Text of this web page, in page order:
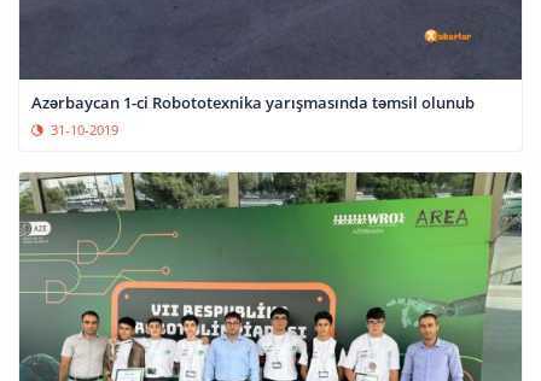
Azərbaycan 1-ci Robototexnika yarışmasında təmsil olunub
31-10-2019